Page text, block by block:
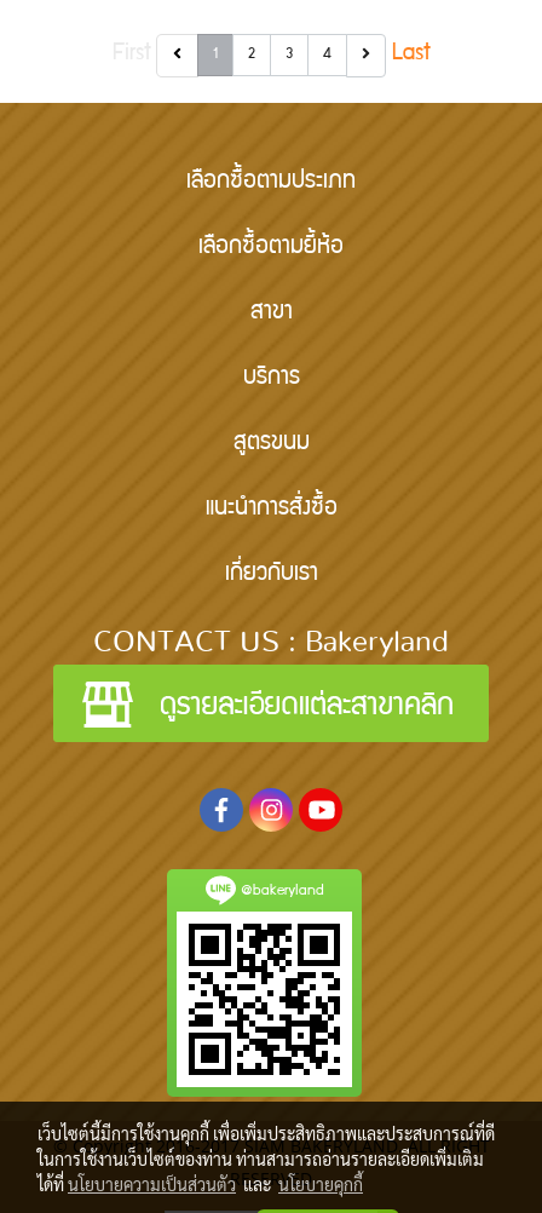
1 2 3 4 Last
เลือกซื้อตามประเภท
เลือกซื้อตามยี้ห้อ
สาขา
บริการ
สูตรขนม
แนะนำการสั่งซื้อ
เกี่ยวกับเรา
CONTACT US : Bakeryland
@bakeryland
© Copyright 2016-2017 SIAM BAKERYLAND. ALL RIGHT
RESERVED
เว็บไซต์นี้มีการใช้งานคุกกี้ เพื่อเพิ่มประสิทธิภาพและประสบการณ์ที่ดี
ในการใช้งานเว็บไซต์ของท่าน ท่านสามารถอ่านรายละเอียดเพิ่มเติม
ได้ที่นโยบายความเป็นส่วนตัวและนโยบายคุกกี้